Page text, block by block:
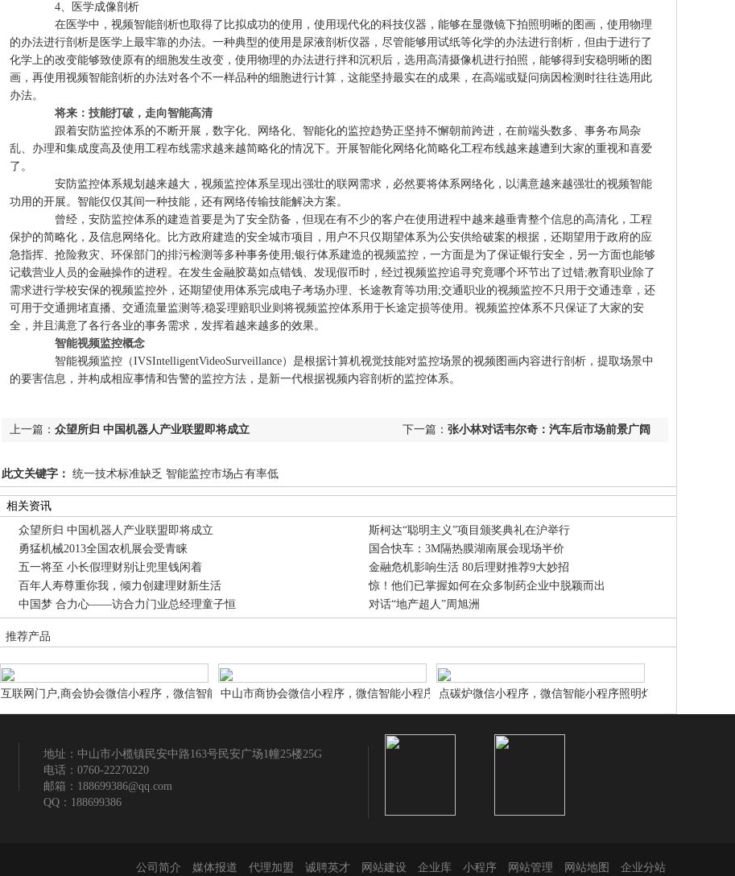
4、医学成像剖析
在医学中，视频智能剖析也取得了比拟成功的使用，使用现代化的科技仪器，能够在显微镜下拍照明晰的图画，使用物理
的办法进行剖析是医学上最牢靠的办法。一种典型的使用是尿液剖析仪器，尽管能够用试纸等化学的办法进行剖析，但由于进行了
化学上的改变能够致使原有的细胞发生改变，使用物理的办法进行拌和沉积后，选用高清摄像机进行拍照，能够得到安稳明晰的图
画，再使用视频智能剖析的办法对各个不一样品种的细胞进行计算，这能坚持最实在的成果，在高端或疑问病因检测时往往选用此
办法。
将来：技能打破，走向智能高清
跟着安防监控体系的不断开展，数字化、网络化、智能化的监控趋势正坚持不懈朝前跨进，在前端头数多、事务布局杂
乱、办理和集成度高及使用工程布线需求越来越简略化的情况下。开展智能化网络化简略化工程布线越来越遭到大家的重视和喜爱
了。
安防监控体系规划越来越大，视频监控体系呈现出强壮的联网需求，必然要将体系网络化，以满意越来越强壮的视频智能
功用的开展。智能仅仅其间一种技能，还有网络传输技能解决方案。
曾经，安防监控体系的建造首要是为了安全防备，但现在有不少的客户在使用进程中越来越垂青整个信息的高清化，工程
保护的简略化，及信息网络化。比方政府建造的安全城市项目，用户不只仅期望体系为公安供给破案的根据，还期望用于政府的应
急指挥、抢险救灾、环保部门的排污检测等多种事务使用;银行体系建造的视频监控，一方面是为了保证银行安全，另一方面也能够
记载营业人员的金融操作的进程。在发生金融胶葛如点错钱、发现假币时，经过视频监控追寻究竟哪个环节出了过错;教育职业除了
需求进行学校安保的视频监控外，还期望使用体系完成电子考场办理、长途教育等功用;交通职业的视频监控不只用于交通违章，还
可用于交通拥堵直播、交通流量监测等;稳妥理赔职业则将视频监控体系用于长途定损等使用。视频监控体系不只保证了大家的安
全，并且满意了各行各业的事务需求，发挥着越来越多的效果。
智能视频监控概念
智能视频监控（IVSIntelligentVideoSurveillance）是根据计算机视觉技能对监控场景的视频图画内容进行剖析，提取场景中
的要害信息，并构成相应事情和告警的监控方法，是新一代根据视频内容剖析的监控体系。
下一篇： 张小林对话韦尔奇：汽车后市场前景广阔
上一篇： 众望所归 中国机器人产业联盟即将成立
此文关键字： 统一技术标准缺乏 智能监控市场占有率低
相关资讯
众望所归 中国机器人产业联盟即将成立
斯柯达“聪明主义”项目颁奖典礼在沪举行
勇猛机械2013全国农机展会受青睐
国合快车：3M隔热膜湖南展会现场半价
五一将至 小长假理财别让兜里钱闲着
金融危机影响生活 80后理财推荐9大妙招
百年人寿尊重你我，倾力创建理财新生活
惊！他们已掌握如何在众多制药企业中脱颖而出
中国梦 合力心——访合力门业总经理童子恒
对话“地产超人”周旭洲
推荐产品
互联网门户,商会协会微信小程序，微信智能小中山市商协会微信小程序，微信智能小程序商点碳炉微信小程序，微信智能小程序照明灯饰
地址：中山市小榄镇民安中路163号民安广场1幢25楼25G
电话：0760-22270220
邮箱：188699386@qq.com
QQ：188699386
公司简介 媒体报道 代理加盟 诚聘英才 网站建设 企业库 小程序 网站管理 网站地图 企业分站